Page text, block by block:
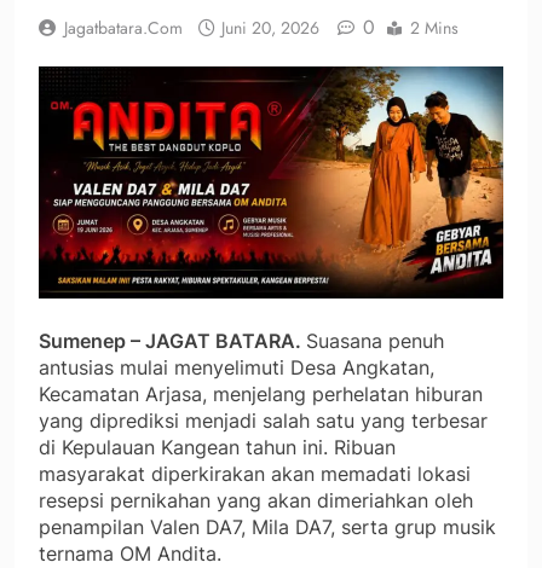
Jagatbatara.com Juni 20, 2026 0 2 Mins
Sumenep – JAGAT BATARA. Suasana penuh
antusias mulai menyelimuti Desa Angkatan,
Kecamatan Arjasa, menjelang perhelatan hiburan
yang diprediksi menjadi salah satu yang terbesar
di Kepulauan Kangean tahun ini. Ribuan
masyarakat diperkirakan akan memadati lokasi
resepsi pernikahan yang akan dimeriahkan oleh
penampilan Valen DA7, Mila DA7, serta grup musik
ternama OM Andita.